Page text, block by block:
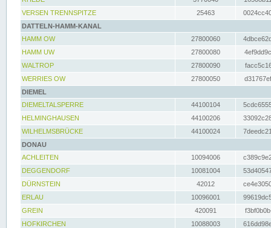
VERSEN TRENNSPITZE
25463
DATTELN-HAMM-KANAL
HAMM OW
27800060
HAMM UW
27800080
WALTROP
27800090
WERRIES OW
27800050
DIEMEL
DIEMELTALSPERRE
44100104
HELMINGHAUSEN
44100206
WILHELMSBRÜCKE
44100024
DONAU
ACHLEITEN
10094006
DEGGENDORF
10081004
DÜRNSTEIN
42012
ERLAU
10096001
GREIN
420091
HOFKIRCHEN
10088003